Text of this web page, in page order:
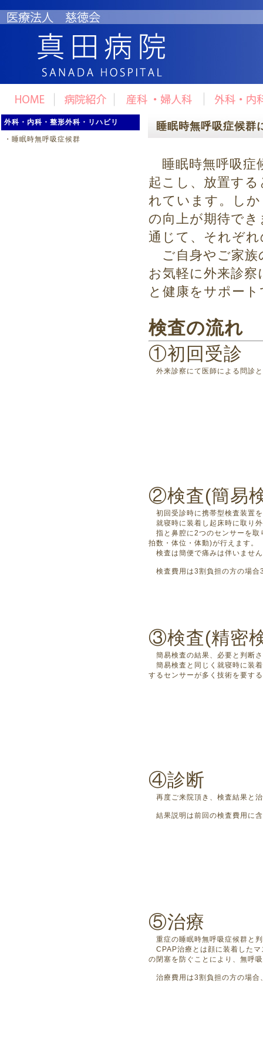
外科・内科・整形外科・リハビリ
・ 睡眠時無呼吸症候群
睡眠時無呼吸症候群
睡眠時無呼吸症
起こし、放置す
れています。し
の向上が期待で
通じて、それぞ
ご自身やご家族
お気軽に外来診
と健康をサポー
検査の流れ
①初回受診
外来診察にて医師による問診
②検査(簡易
初回受診時に携帯型検査装置
就寝時に装着し起床時に取り
指と鼻腔に2つのセンサーを取
拍数・体位・体動)が行えます。
検査は簡便で痛みは伴いませ
検査費用は3割負担の方の場
③検査(精密
簡易検査の結果、必要と判断
簡易検査と同じく就寝時に装
するセンサーが多く技術を要す
④診断
再度ご来院頂き、検査結果と
結果説明は前回の検査費用に
⑤治療
重症の睡眠時無呼吸症候群と
CPAP治療とは顔に装着したマ
の閉塞を防ぐことにより、無呼
治療費用は3割負担の方の場合